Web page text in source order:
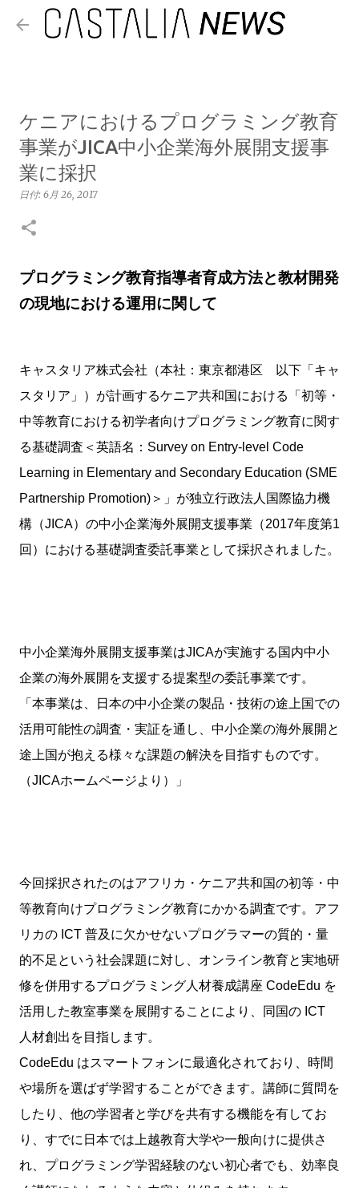
スキップしてメイン コンテンツに移動
ケニアにおけるプログラミング教育
事業がJICA中小企業海外展開支援事
業に採択
日付: 6月 26, 2017
プログラミング教育指導者育成方法と教材開発
の現地における運用に関して
キャスタリア株式会社（本社：東京都港区 以下「キャ
スタリア」）が計画するケニア共和国における「初等・
中等教育における初学者向けプログラミング教育に関す
る基礎調査＜英語名：Survey on Entry-level Code
Learning in Elementary and Secondary Education (SME
Partnership Promotion)＞」が独立行政法人国際協力機
構（JICA）の中小企業海外展開支援事業（2017年度第1
回）における基礎調査委託事業として採択されました。
中小企業海外展開支援事業はJICAが実施する国内中小
企業の海外展開を支援する提案型の委託事業です。
「本事業は、日本の中小企業の製品・技術の途上国での
活用可能性の調査・実証を通し、中小企業の海外展開と
途上国が抱える様々な課題の解決を目指すものです。
（JICAホームページより）」
今回採択されたのはアフリカ・ケニア共和国の初等・中
等教育向けプログラミング教育にかかる調査です。アフ
リカの ICT 普及に欠かせないプログラマーの質的・量
的不足という社会課題に対し、オンライン教育と実地研
修を併用するプログラミング人材養成講座 CodeEdu を
活用した教室事業を展開することにより、同国の ICT
人材創出を目指します。
CodeEdu はスマートフォンに最適化されており、時間
や場所を選ばず学習することができます。講師に質問を
したり、他の学習者と学びを共有する機能を有してお
り、すでに日本では上越教育大学や一般向けに提供さ
れ、プログラミング学習経験のない初心者でも、効率良